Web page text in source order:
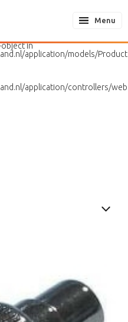
application/models/
in
application/models/
application/controllers/
Menu